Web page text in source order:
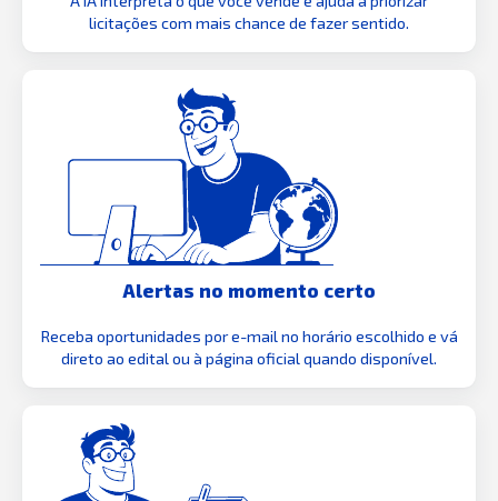
licitações com mais chance de fazer sentido.
Alertas no momento certo
Receba oportunidades por e-mail no horário escolhido e vá
direto ao edital ou à página oficial quando disponível.